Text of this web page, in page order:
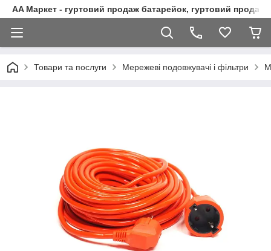
AA Маркет - гуртовий продаж батарейок, гуртовий продаж
Товари та послуги Мережеві подовжувачі і фільтри